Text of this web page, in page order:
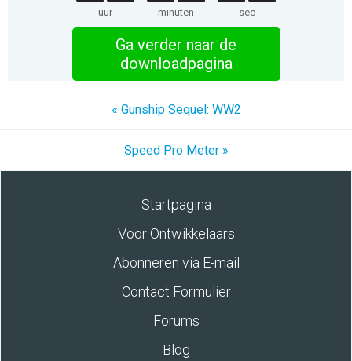
uur minuten sec
Ga verder naar de
downloadpagina
« Gunship Sequel: WW2
Speed Pro Meter »
Startpagina
Voor Ontwikkelaars
Abonneren via E-mail
Contact Formulier
Forums
Blog